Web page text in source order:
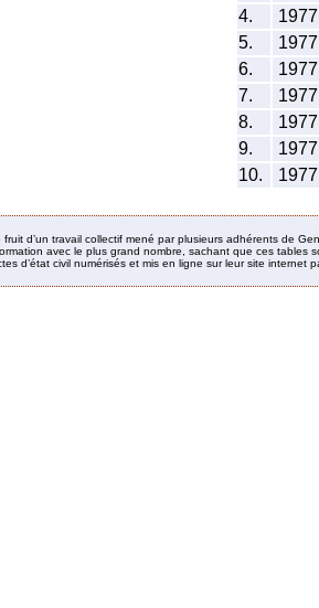
4.
1977
5.
1977
6.
1977
7.
1977
8.
1977
9.
1977
10.
1977
d’un travail collectif mené par plusieurs adhérents de
avec le plus grand nombre, sachant que ces tables
d’état civil numérisés et mis en ligne sur leur site internet